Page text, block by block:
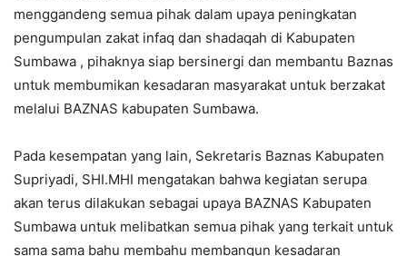
menggandeng semua pihak dalam upaya peningkatan
pengumpulan zakat infaq dan shadaqah di Kabupaten
Sumbawa , pihaknya siap bersinergi dan membantu Baznas
untuk membumikan kesadaran masyarakat untuk berzakat
melalui BAZNAS kabupaten Sumbawa.
Pada kesempatan yang lain, Sekretaris Baznas Kabupaten
Supriyadi, SHI.MHI mengatakan bahwa kegiatan serupa
akan terus dilakukan sebagai upaya BAZNAS Kabupaten
Sumbawa untuk melibatkan semua pihak yang terkait untuk
sama sama bahu membahu membangun kesadaran